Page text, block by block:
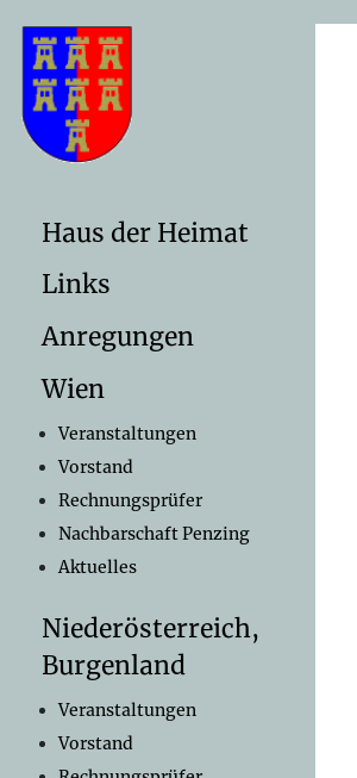
Haus der Heimat
Links
Anregungen
Wien
Veranstaltungen
Vorstand
Rechnungsprüfer
Nachbarschaft Penzing
Aktuelles
Niederösterreich,
Burgenland
Veranstaltungen
Vorstand